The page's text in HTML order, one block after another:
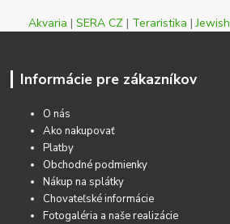
Akvaria | SERA CZ | Teraristika |Jewish
Informácie pre zákazníkov
O nás
Ako nakupovať
Platby
Obchodné podmienky
Nákup na splátky
Chovateľské informácie
Fotogaléria a naše realizácie